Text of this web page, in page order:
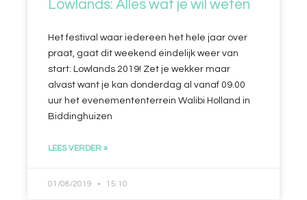
Lowlands: Alles wat je wil weten
Het festival waar iedereen het hele jaar over
praat, gaat dit weekend eindelijk weer van
start: Lowlands 2019! Zet je wekker maar
alvast want je kan donderdag al vanaf 09.00
uur het evenemententerrein Walibi Holland in
Biddinghuizen
LEES VERDER »
01/08/2019 15:10